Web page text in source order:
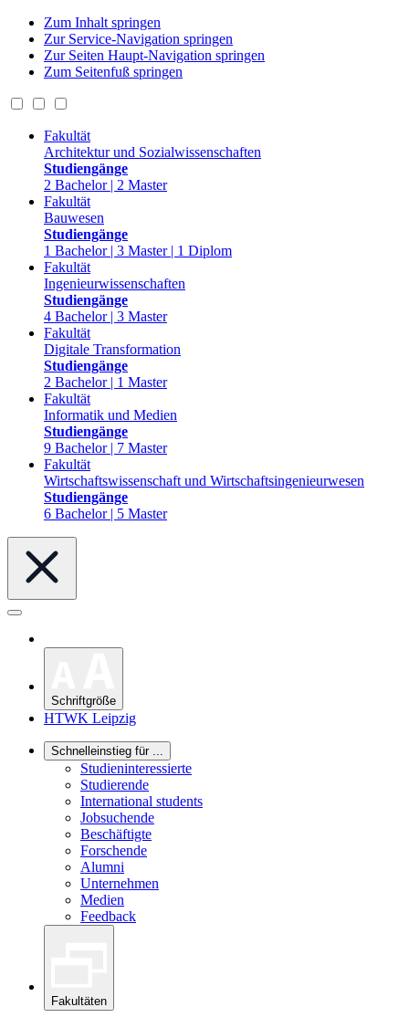
Zum Inhalt springen
Zur Service-Navigation springen
Zur Seiten Haupt-Navigation springen
Zum Seitenfuß springen
Fakultät
Architektur und Sozialwissenschaften
Studiengänge
2 Bachelor | 2 Master
Fakultät
Bauwesen
Studiengänge
1 Bachelor | 3 Master | 1 Diplom
Fakultät
Ingenieurwissenschaften
Studiengänge
4 Bachelor | 3 Master
Fakultät
Digitale Transformation
Studiengänge
2 Bachelor | 1 Master
Fakultät
Informatik und Medien
Studiengänge
9 Bachelor | 7 Master
Fakultät
Wirtschaftswissenschaft und Wirtschaftsingenieurwesen
Studiengänge
6 Bachelor | 5 Master
Schriftgröße
HTWK Leipzig
Schnelleinstieg für ...
Studieninteressierte
Studierende
International students
Jobsuchende
Beschäftigte
Forschende
Alumni
Unternehmen
Medien
Feedback
Fakultäten